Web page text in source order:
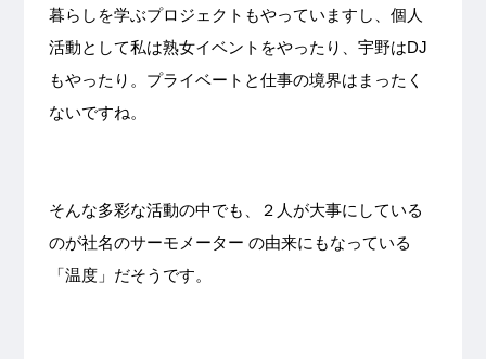
暮らしを学ぶプロジェクトもやっていますし、個人
活動として私は熟女イベントをやったり、宇野はDJ
もやったり。プライベートと仕事の境界はまったく
ないですね。
そんな多彩な活動の中でも、２人が大事にしている
のが社名のサーモメーター の由来にもなっている
「温度」だそうです。